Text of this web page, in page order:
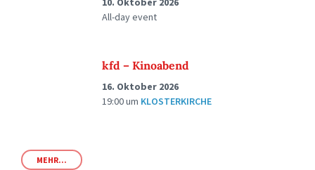
All-day event
kfd – Kinoabend
16. Oktober 2026
19:00um KLOSTERKIRCHE
MEHR...